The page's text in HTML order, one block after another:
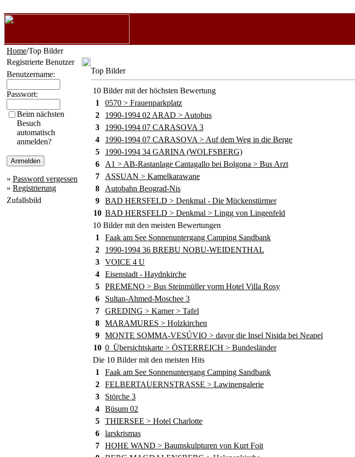
Home/Top Bilder
Registrierte Benutzer
Benutzername:
Passwort:
Beim nächsten
Besuch
automatisch
anmelden?
» Password vergessen
» Registrierung
Zufallsbild
Top Bilder
10 Bilder mit der höchsten Bewertung
1
0570 > Frauenparkplatz
2
1990-1994 02 ARAD > Autobus
3
1990-1994 07 CARASOVA 3
4
1990-1994 07 CARASOVA > Auf dem Weg in die Berge
5
1990-1994 34 GARINA (WOLFSBERG)
6
A1 > AB-Rastanlage Cantagallo bei Bolgona > Bus Arzt
7
ASSUAN > Kamelkarawane
8
Autobahn Beograd-Nis
9
BAD HERSFELD > Denkmal - Die Mückenstürmer
10 BAD HERSFELD > Denkmal > Lingg von Lingenfeld
10 Bilder mit den meisten Bewertungen
1
Faak am See Sonnenuntergang Camping Sandbank
2
1990-1994 36 BREBU NOBU-WEIDENTHAL
3
VOICE 4 U
4
Eisenstadt - Haydnkirche
5
PREMENO > Bus Steinmüller vorm Hotel Villa Rosy
6
Sultan-Ahmed-Moschee 3
7
GREDING > Karner > Tafel
8
MARAMURES > Holzkirchen
9
MONTE SOMMA-VESÚVIO > davor die Insel Nisida bei Neapel
10 0_Übersichtskarte > ÖSTERREICH > Bundesländer
Die 10 Bilder mit den meisten Hits
1
Faak am See Sonnenuntergang Camping Sandbank
2
FELBERTAUERNSTRASSE > Lawinengalerie
3
Störche 3
4
Büsum 02
5
THIERSEE > Hotel Charlotte
6
larskrismas
7
HOHE WAND > Baumskulpturen von Kurt Foit